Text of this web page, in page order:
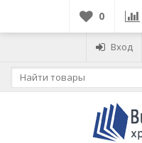
0
Вход